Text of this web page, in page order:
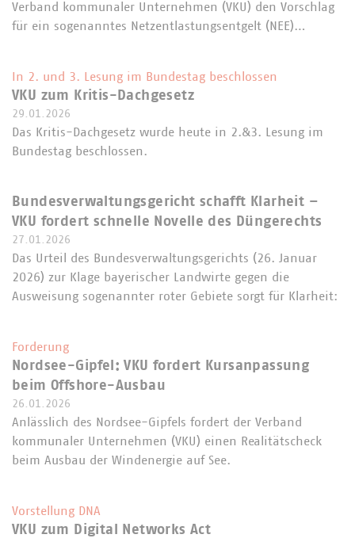
Verband kommunaler Unternehmen (VKU) den Vorschlag
für ein sogenanntes Netzentlastungsentgelt (NEE)…
In 2. und 3. Lesung im Bundestag beschlossen
VKU zum Kritis-Dachgesetz
29.01.2026
Das Kritis-Dachgesetz wurde heute in 2.&3. Lesung im
Bundestag beschlossen.
Bundesverwaltungsgericht schafft Klarheit –
VKU fordert schnelle Novelle des Düngerechts
27.01.2026
Das Urteil des Bundesverwaltungsgerichts (26. Januar
2026) zur Klage bayerischer Landwirte gegen die
Ausweisung sogenannter roter Gebiete sorgt für Klarheit:
Forderung
Nordsee-Gipfel: VKU fordert Kursanpassung
beim Offshore-Ausbau
26.01.2026
Anlässlich des Nordsee-Gipfels fordert der Verband
kommunaler Unternehmen (VKU) einen Realitätscheck
beim Ausbau der Windenergie auf See.
Vorstellung DNA
VKU zum Digital Networks Act